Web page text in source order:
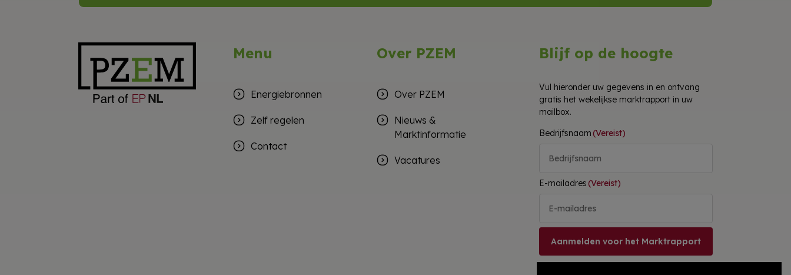
Menu
Energiebronnen
Zelf regelen
Contact
Over PZEM
Over PZEM
Nieuws &
Marktinformatie
Vacatures
Blijf op de hoogte
Vul hieronder uw gegevens in en ontvang
gratis het wekelijkse marktrapport in uw
mailbox.
Bedrijfsnaam(Vereist)
E-mailadres(Vereist)
Aanmelden voor het Marktrapport